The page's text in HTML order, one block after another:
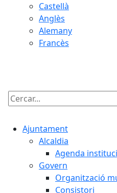
Castellà
Anglès
Alemany
Francès
Cercar:
Ajuntament
Alcaldia
Agenda
Govern
Organització
Consistori